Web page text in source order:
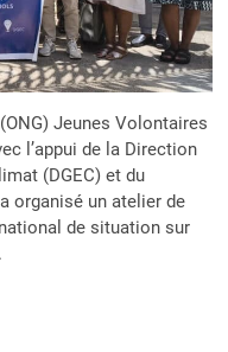
Jeunes Volontaires
l’appui de la Direction
(DGEC) et du
organisé un atelier de
de situation sur